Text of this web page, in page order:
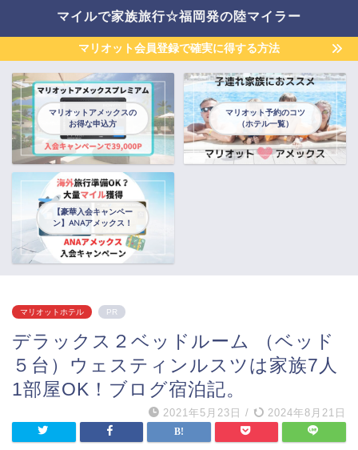
マイルで家族旅行☆福岡発の陸マイラー
マリオット会員登録で確実に得する方法
マリオットアメックスの
お得な申込方
マリオット予約のコツ
（ホテル一覧）
【豪華入会キャンペー
ン】ANAアメックス！
マリオットホテル PR
デラックス２ベッドルーム （ベッド
５台）ウェスティンルスツは家族7人
1部屋OK！ブログ宿泊記。
2021年5月23日 / 2024年8月21日